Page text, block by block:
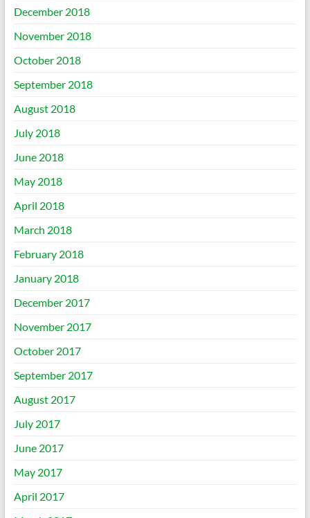
December 2018
November 2018
October 2018
September 2018
August 2018
July 2018
June 2018
May 2018
April 2018
March 2018
February 2018
January 2018
December 2017
November 2017
October 2017
September 2017
August 2017
July 2017
June 2017
May 2017
April 2017